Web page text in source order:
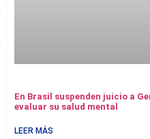
En Brasil suspenden juicio a
evaluar su salud mental
LEER MÁS